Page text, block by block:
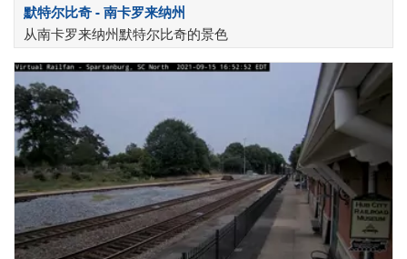
默特尔比奇 - 南卡罗来纳州
从南卡罗来纳州默特尔比奇的景色